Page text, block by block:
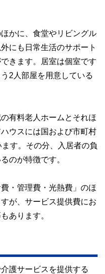
かに、食堂やリビングル
にも日常生活のサポート
きます。居室は個室です
2人部屋を用意している
有料老人ホームとそれほ
ウスには国および市町村
す。その分、入居者の負
のが特徴です。
・管理費・光熱費」のほ
が、サービス提供費にお
あります。
護サービスを提供する